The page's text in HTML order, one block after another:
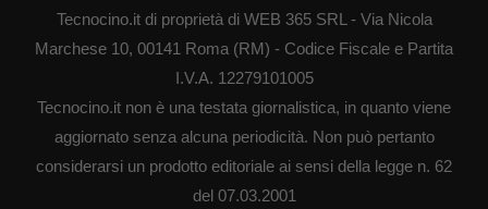
Tecnocino.it di proprietà di WEB 365 SRL - Via Nicola
Marchese 10, 00141 Roma (RM) - Codice Fiscale e Partita
I.V.A. 12279101005
Tecnocino.it non è una testata giornalistica, in quanto viene
aggiornato senza alcuna periodicità. Non può pertanto
considerarsi un prodotto editoriale ai sensi della legge n. 62
del 07.03.2001